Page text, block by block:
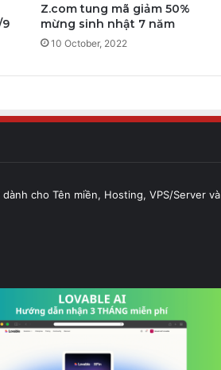
Z.com tung mã giảm 50%
mừng sinh nhật 7 năm
10 October, 2022
cho Tên miền, Hosting, VPS/Server và